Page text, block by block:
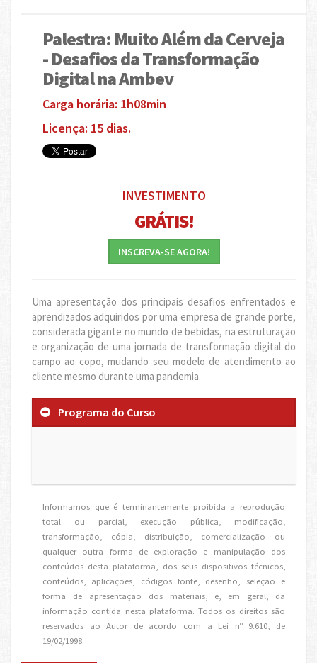
Palestra: Muito Além da Cerveja
- Desafios da Transformação
Digital na Ambev
Carga horária: 1h08min
Licença: 15 dias.
INVESTIMENTO
GRÁTIS!
INSCREVA-SE AGORA!
Uma apresentação dos principais desafios enfrentados e
aprendizados adquiridos por uma empresa de grande porte,
considerada gigante no mundo de bebidas, na estruturação
e organização de uma jornada de transformação digital do
campo ao copo, mudando seu modelo de atendimento ao
cliente mesmo durante uma pandemia.
Programa do Curso
Informamos que é terminantemente proibida a reprodução
total ou parcial, execução pública, modificação,
transformação, cópia, distribuição, comercialização ou
qualquer outra forma de exploração e manipulação dos
conteúdos desta plataforma, dos seus dispositivos técnicos,
conteúdos, aplicações, códigos fonte, desenho, seleção e
forma de apresentação dos materiais, e, em geral, da
informação contida nesta plataforma. Todos os direitos são
reservados ao Autor de acordo com a Lei nº 9.610, de
19/02/1998.